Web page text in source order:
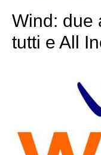
Wind: due
tutti e All